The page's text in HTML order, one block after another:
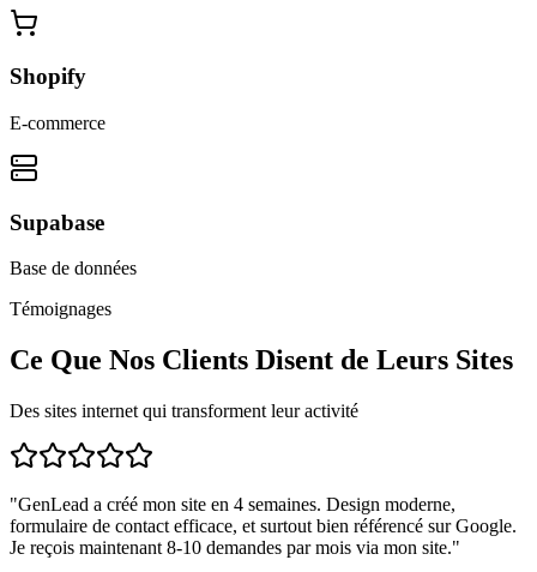
Shopify
E-commerce
Supabase
Base de données
Témoignages
Ce Que Nos Clients Disent de Leurs Sites
Des sites internet qui transforment leur activité
"GenLead a créé mon site en 4 semaines. Design moderne,
formulaire de contact efficace, et surtout bien référencé sur Google.
Je reçois maintenant 8-10 demandes par mois via mon site."